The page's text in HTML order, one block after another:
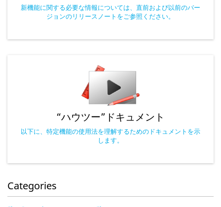
新機能に関する必要な情報については、直前および以前のバー
ジョンのリリースノートをご参照ください。
“ハウツー”ドキュメント
以下に、特定機能の使用法を理解するためのドキュメントを示
します。
Categories